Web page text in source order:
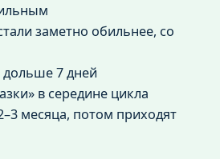
заметно обильнее, со
7 дней
в середине цикла
месяца, потом приходят